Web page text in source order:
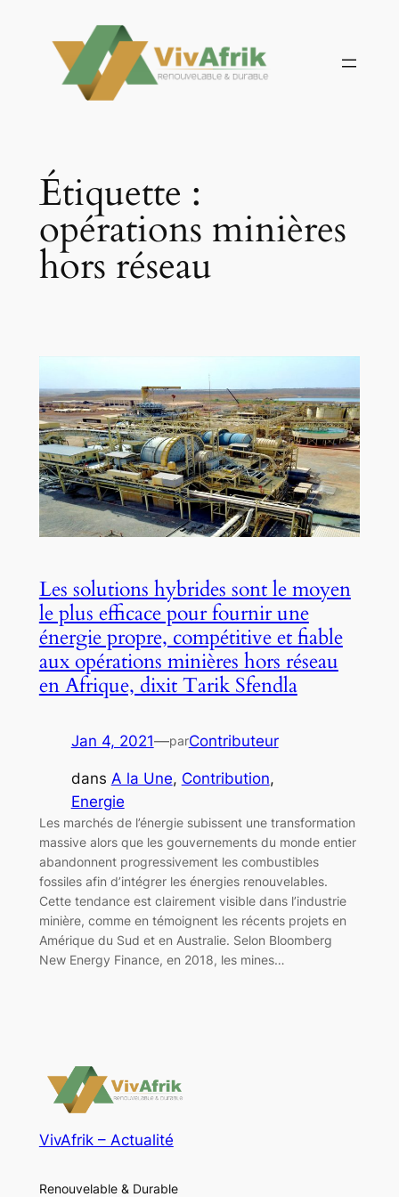
contenu
Étiquette :
opérations minières
hors réseau
Les solutions hybrides sont le moyen
le plus efficace pour fournir une
énergie propre, compétitive et fiable
aux opérations minières hors réseau
en Afrique, dixit Tarik Sfendla
Jan 4, 2021—parContributeur
dans A la Une, Contribution
Energie
Les marchés de l’énergie subissent une transformation
massive alors que les gouvernements du monde entier
abandonnent progressivement les combustibles
fossiles afin d’intégrer les énergies renouvelables.
Cette tendance est clairement visible dans l’industrie
minière, comme en témoignent les récents projets en
Amérique du Sud et en Australie. Selon Bloomberg
New Energy Finance, en 2018, les mines…
VivAfrik – Actualité
Renouvelable & Durable